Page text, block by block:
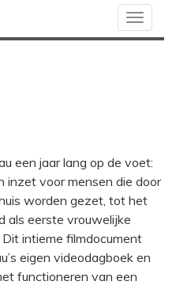
Toggle
een jaar lang op de voet:
voor mensen die door
worden gezet, tot het
als eerste vrouwelijke
intieme filmdocument
eigen videodagboek en
functioneren van een